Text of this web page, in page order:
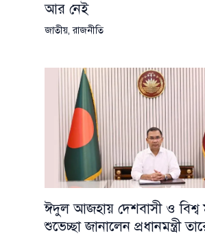
আর নেই
জাতীয়,রাজনীতি
ঈদুল আজহায় দেশবাসী ও বিশ্ব
শুভেচ্ছা জানালেন প্রধানমন্ত্রী